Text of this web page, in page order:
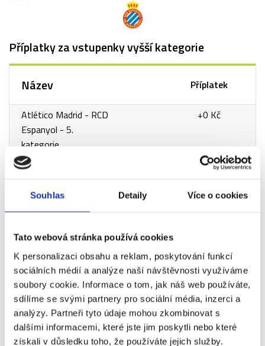
Souhlas Detaily Více o cookies
Tato webová stránka používá cookies
K personalizaci obsahu a reklam, poskytování funkcí
sociálních médií a analýze naší návštěvnosti využíváme
soubory cookie. Informace o tom, jak náš web používáte,
sdílíme se svými partnery pro sociální média, inzerci a
analýzy. Partneři tyto údaje mohou zkombinovat s
dalšími informacemi, které jste jim poskytli nebo které
získali v důsledku toho, že používáte jejich služby.
Příplatky za vstupenky vyšší kategorie
Název Příplatek
Atlético Madrid - RCD
Espanyol - 5.
kategorie
+0 Kč
Atlético Madrid - RCD
kategorie
+160 Kč
Atlético Madrid - RCD
Espanyol - 3.
Atlético Madrid - RCD
Espanyol - 5.
kategorie (sezení ve
trojici)
+310 Kč
Atlético Madrid - RCD
+470 Kč